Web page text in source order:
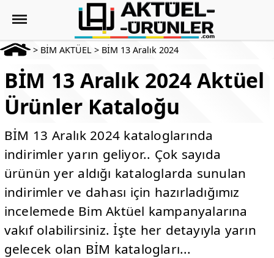
> BİM AKTÜEL > BİM 13 Aralık 2024
BİM 13 Aralık 2024 Aktüel
Ürünler Kataloğu
BİM 13 Aralık 2024 kataloglarında
indirimler yarın geliyor.. Çok sayıda
ürünün yer aldığı kataloglarda sunulan
indirimler ve dahası için hazırladığımız
incelemede Bim Aktüel kampanyalarına
vakıf olabilirsiniz. İşte her detayıyla yarın
gelecek olan BİM katalogları...